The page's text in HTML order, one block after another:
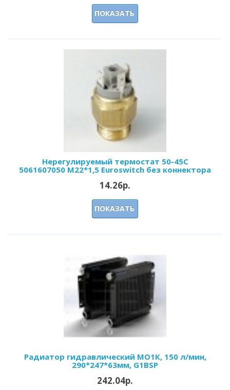
ПОКАЗАТЬ
Нерегулируемый термостат 50-45С
5061607050 М22*1,5 Euroswitch без коннектора
14.26р.
ПОКАЗАТЬ
Радиатор гидравлический МО1К, 150 л/мин,
290*247*63мм, G1BSP
242.04р.